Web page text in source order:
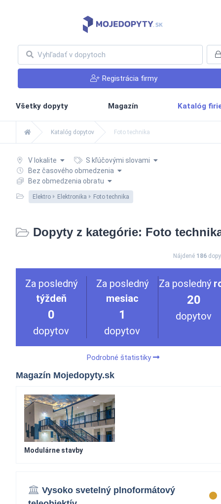
Registrácia firmy
Všetky dopyty Magazín Katalóg
Katalóg dopytov Foto technika
V lokalite
S kľúčovými slovami
Bez časového obmedzenia
Bez obmedzenia obratu
Elektro Elektronika Foto technika
Dopyty z kategórie: Foto
Nájdené 186
Za posledný
týždeň
0
dopytov
Za posledný
mesiac
1
dopytov
Za posledný
20
dopytov
Podrobné štatistiky
Magazín Mojedopyty.sk
Modulárne stavby
Vysoko svetelný plnoformátový